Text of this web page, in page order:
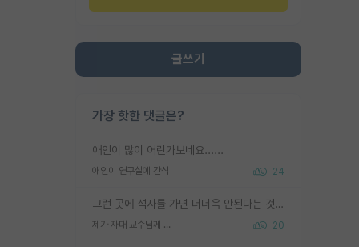
글쓰기
가장 핫한 댓글은?
애인이 많이 어린가보네요......
애인이 연구실에 간식 24
그런 곳에 석사를 가면 더더욱 안된다는 것을 깨달으시면 된겁니다!
제가 자대 교수님께 무례하게 행동한 걸까요? 20